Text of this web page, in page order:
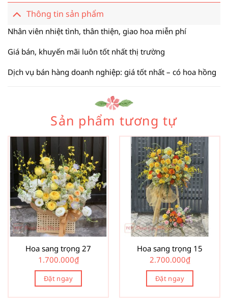
Thông tin sản phẩm
Nhân viên nhiệt tình, thân thiện, giao hoa miễn phí
Giá bán, khuyến mãi luôn tốt nhất thị trường
Dịch vụ bán hàng doanh nghiệp: giá tốt nhất – có hoa hồng
Sản phẩm tương tự
Hoa sang trọng 27
1.700.000₫
Đặt ngay
Hoa sang trọng 15
2.700.000₫
Đặt ngay